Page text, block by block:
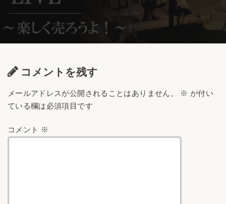
コメントを残す
メールアドレスが公開されることはありません。 ※ が付い
ている欄は必須項目です
コメント ※